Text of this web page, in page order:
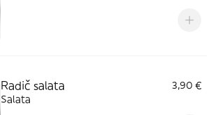
Radič salata
3,90 €
Salata